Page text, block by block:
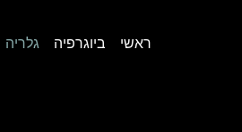
ראשי ביוגרפיה גלריה